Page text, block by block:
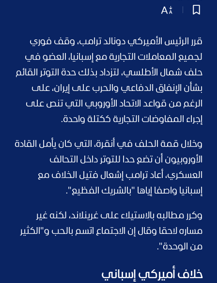
قرر الرئيس الأميركي دونالد ترامب، وقف فوري
لجميع المعاملات التجارية مع إسبانيا، العضو في
حلف شمال الأطلسي، لتزداد بذلك حدة التوتر القائم
بشأن الإنفاق الدفاعي والحرب على إيران، على
الرغم من قواعد الاتحاد الأوروبي التي تنص على
إجراء المفاوضات التجارية ككتلة واحدة.
وخلال قمة الحلف في أنقرة، التي كان يأمل القادة
الأوروبيون أن تضع حدا للتوتر داخل التحالف
العسكري، أعاد ترامب إشعال فتيل الخلاف مع
إسبانيا واصفا إياها "بالشريك الفظيع".
وكرر مطالبه بالاستيلاء على غرينلاند، لكنه غير
مساره لاحقا وقال إن الاجتماع اتسم بالحب و"الكثير
من الوحدة".
خلاف أميركي إسباني